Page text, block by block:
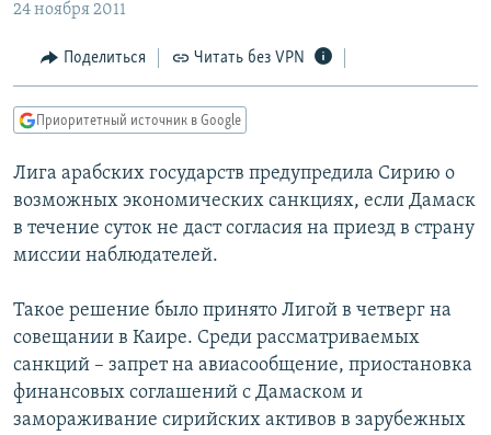
Вернутся
Вернутся
поиску
МНЕНИЯ
КУЛЬТУРА
КАВКАЗ.РЕАЛИИ
СЕВЕР.РЕАЛИИ
СИБИРЬ.РЕАЛИИ
РАСПИСАНИЕ ВЕЩАНИЯ
ПОДПИШИТЕСЬ НА РАССЫЛКУ
СОЦИАЛЬНЫЕ СЕТИ
24 ноября 2011
Поделиться Читать без VPN
Приоритетный источник в Google
Лига арабских государств предупредила Сирию о
возможных экономических санкциях, если Дамаск
в течение суток не даст согласия на приезд в страну
миссии наблюдателей.
Такое решение было принято Лигой в четверг на
совещании в Каире. Среди рассматриваемых
санкций – запрет на авиасообщение, приостановка
финансовых соглашений с Дамаском и
замораживание сирийских активов в зарубежных